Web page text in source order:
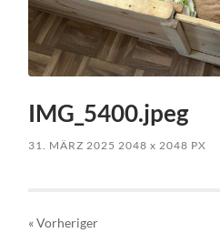
IMG_5400.jpeg
31. MÄRZ 2025 2048x 2048 PX
« Vorheriger